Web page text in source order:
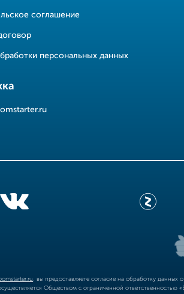
соглашение
персональных данных
, вы предоставляете согласие на обработку
Обществом с ограниченной